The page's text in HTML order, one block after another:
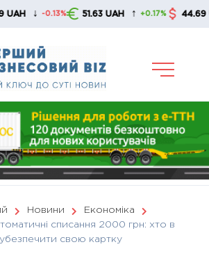
↓ -0.13% 51.63 UAH ↑ +0.17% 44.69 UAH ↓
Новини
Економіка
списання 2000 грн: хто в
убезпечити свою картку